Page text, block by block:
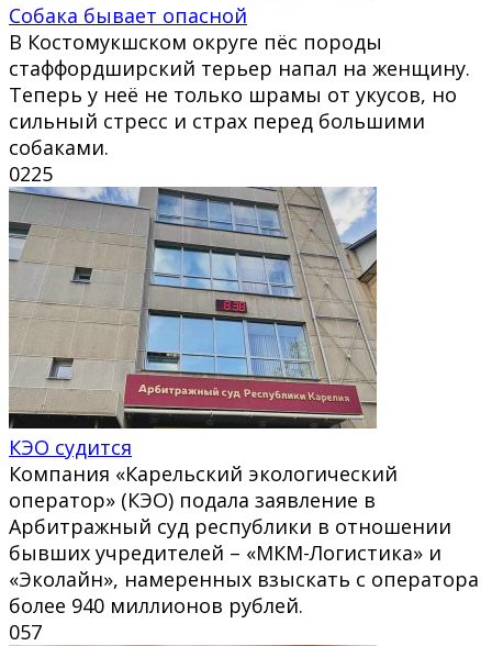
Собака бывает опасной
В Костомукшском округе пёс породы
стаффордширский терьер напал на женщину.
Теперь у неё не только шрамы от укусов, но
сильный стресс и страх перед большими
собаками.
0225
КЭО судится
Компания «Карельский экологический
оператор» (КЭО) подала заявление в
Арбитражный суд республики в отношении
бывших учредителей – «МКМ-Логистика» и
«Эколайн», намеренных взыскать с оператора
более 940 миллионов рублей.
057